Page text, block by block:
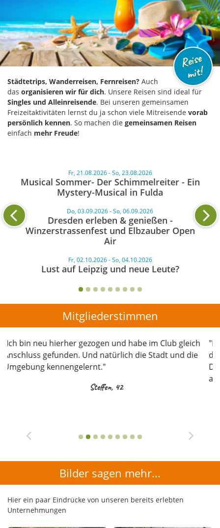
Reise
mit!
Städtetrips, Wanderreisen, Fernreisen? Auch
das organisieren wir für dich. Unsere Reisen sind ideal für
Singles und Alleinreisende. Bei unseren gemeinsamen
Freizeitaktivitäten lernst du ja schon viele Mitreisende vorab
persönlich kennen. So machen die gemeinsamen Reisen
einfach mehr Freude!
Fr, 21.08.2026 - So, 23.08.2026
Musical Sommer- Der Schimmelreiter - Ein
Mystery-Musical in Fulda
Do, 03.09.2026 - So, 06.09.2026
Dresden erleben & genießen -
Winzerstrassenfest und Elbzauber Open
Air
Fr, 02.10.2026 - So, 04.10.2026
Lust auf Leipzig und neue Leute?
Mitgliederstimmen
"Nach meiner Trennung ging es mir wie vielen anderen:
der Bekanntenkreis bricht weitgehend zusammen.
Daher habe ich mir im Club einen neuen gesucht, der
Bilder sagen mehr...
Hier ein paar Eindrücke von unseren bereits erlebten
Unternehmungen